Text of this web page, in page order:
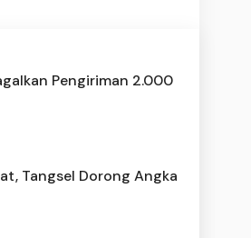
Pengiriman 2.000
Tangsel Dorong Angka